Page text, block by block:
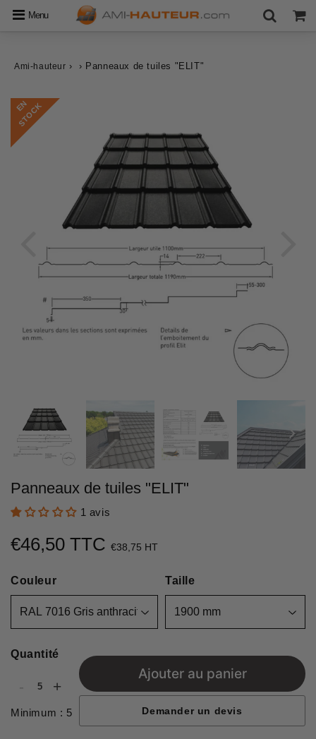
Menu
Ami-hauteur › › Panneaux de tuiles "ELIT"
E
N
S
T
O
C
K
Panneaux de tuiles "ELIT"
1 avis
€46,50 TTC €38,75 HT
price
Couleur Taille
Quantité
- +
Minimum : 5
Ajouter au panier
Demander un devis